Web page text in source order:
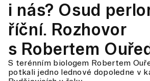
i nás? Osud
říční. Rozhovor
s Robertem
S terénním biologem Robertem
potkali jedno lednové dopoledne v